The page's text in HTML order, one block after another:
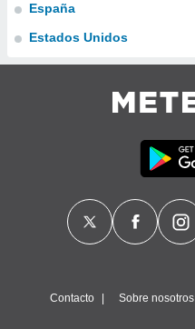
nuestra
y
cookies
España
Estados Unidos
Contacto Sobre nosotros